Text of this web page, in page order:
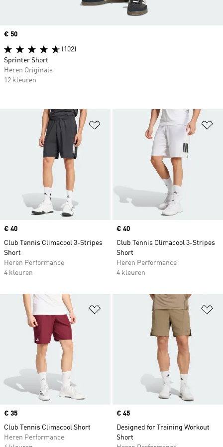
Op verlanglijst zetten
Price
€ 40
Club Tennis Climacool 3-Stripes
Short
Heren Performance
4 kleuren
Price
€ 40
Club Tennis Climacool 3-Stripes
Short
Heren Performance
4 kleuren
Op verlanglijst zetten
Price
€ 35
Club Tennis Climacool Short
Heren Performance
Price
€ 45
Designed for Training Workout
Short
Price
€ 50
(102)
Sprinter Short
Heren Originals
12 kleuren